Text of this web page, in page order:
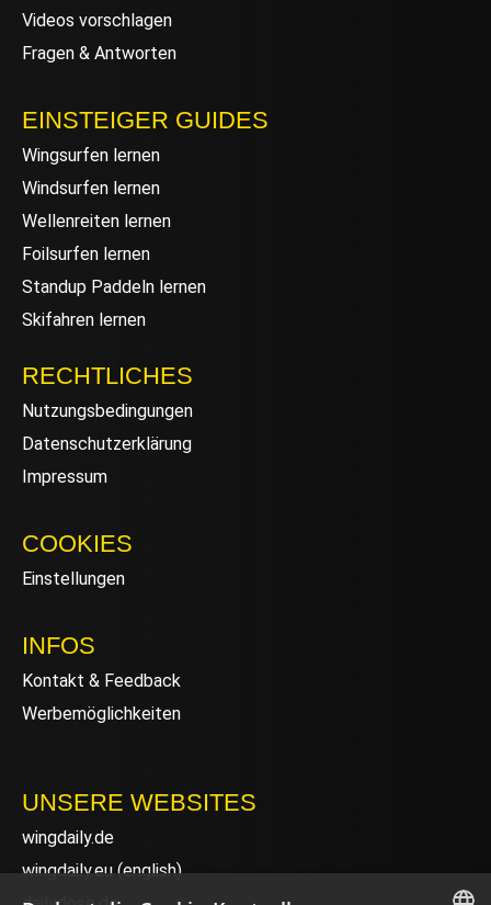
Videos vorschlagen
Fragen & Antworten
EINSTEIGER GUIDES
Wingsurfen lernen
Windsurfen lernen
Wellenreiten lernen
Foilsurfen lernen
Standup Paddeln lernen
Skifahren lernen
RECHTLICHES
Nutzungsbedingungen
Datenschutzerklärung
Impressum
COOKIES
Einstellungen
INFOS
Kontakt & Feedback
Werbemöglichkeiten
UNSERE WEBSITES
wingdaily.de
wingdaily.eu(english)